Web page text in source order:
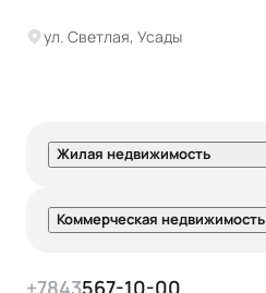
ул. Светлая, Усады
Жилая недвижимость
Коммерческая недвижимость